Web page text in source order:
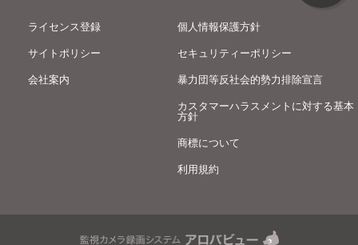
ライセンス登録
サイトポリシー
会社案内
個人情報保護方針
セキュリティーポリシー
暴力団等反社会的勢力排除宣言
カスタマーハラスメントに対する基本
方針
商標について
利用規約